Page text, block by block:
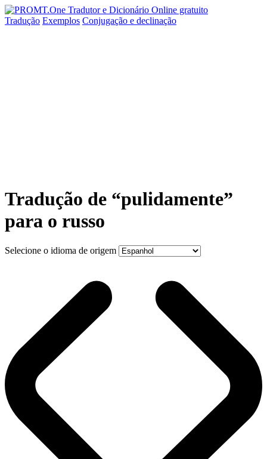
Tradução Exemplos Conjugação e declinação
Tradução de “pulidamente”
para o russo
Selecione o idioma de origem